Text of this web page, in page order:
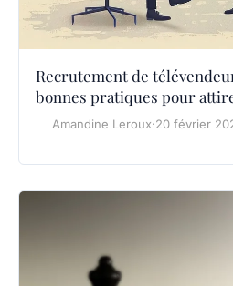
Recrutement de
bonnes pratiques pour
Amandine Leroux·20 février